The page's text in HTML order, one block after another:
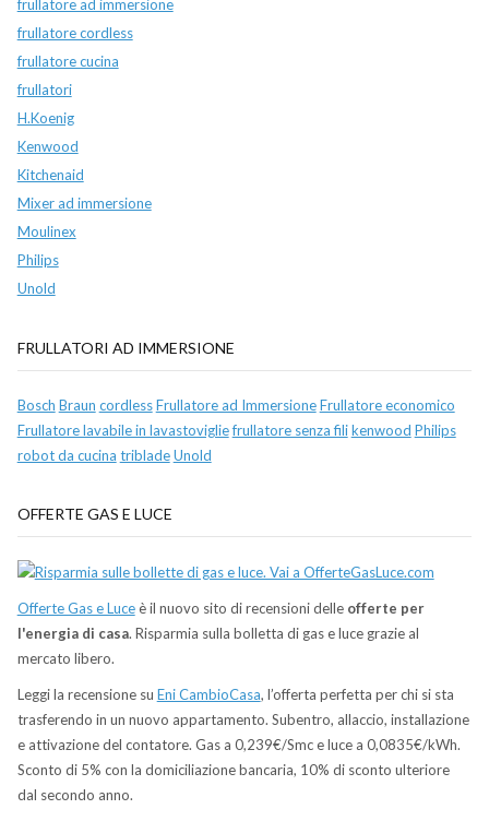
frullatore ad immersione
frullatore cordless
frullatore cucina
frullatori
H.Koenig
Kenwood
Kitchenaid
Mixer ad immersione
Moulinex
Philips
Unold
FRULLATORI AD IMMERSIONE
Bosch Braun cordless Frullatore ad Immersione Frullatore economico
Frullatore lavabile in lavastovigliefrullatore senza fili kenwood Philips
robot da cucina triblade Unold
OFFERTE GAS E LUCE
Offerte Gas e Luceè il nuovo sito di recensioni delle offerte per
l'energia di casa. Risparmia sulla bolletta di gas e luce grazie al
mercato libero.
Leggi la recensione su Eni CambioCasa, l’offerta perfetta per chi si sta
trasferendo in un nuovo appartamento. Subentro, allaccio, installazione
e attivazione del contatore. Gas a 0,239€/Smc e luce a 0,0835€/kWh.
Sconto di 5% con la domiciliazione bancaria, 10% di sconto ulteriore
dal secondo anno.